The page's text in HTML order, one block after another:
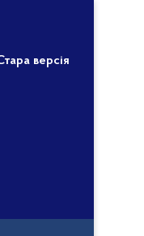
версія